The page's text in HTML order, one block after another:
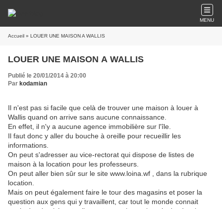
MENU
Accueil » LOUER UNE MAISON A WALLIS
LOUER UNE MAISON A WALLIS
Publié le 20/01/2014 à 20:00
Par kodamian
Il n'est pas si facile que celà de trouver une maison à louer à
Wallis quand on arrive sans aucune connaissance.
En effet, il n'y a aucune agence immobilière sur l'île.
Il faut donc y aller du bouche à oreille pour recueillir les
informations.
On peut s'adresser au vice-rectorat qui dispose de listes de
maison à la location pour les professeurs.
On peut aller bien sûr sur le site www.loina.wf , dans la rubrique
location.
Mais on peut également faire le tour des magasins et poser la
question aux gens qui y travaillent, car tout le monde connait